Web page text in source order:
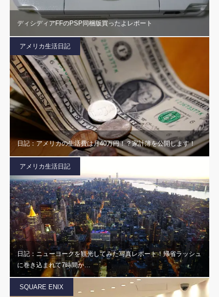
ディシディアFFのPSP同梱版買ったよレポート
アメリカ生活日記
日記：アメリカの生活費は月40万円！？家計簿を公開します！
アメリカ生活日記
日記：ニューヨークを観光してみた写真レポート！帰省ラッシュ
に巻き込まれて7時間か…
SQUARE ENIX